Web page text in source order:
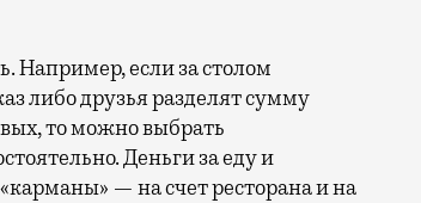
Например, если за столом
либо друзья разделят сумму
то можно выбрать
Деньги за еду и
— на счет ресторана и на